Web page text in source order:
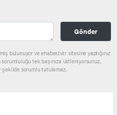
Gönder
bulunuyor ve ehaber.tv.tr sitesine yaptığınız
tek başınıza üstleniyorsunuz.
şekilde sorumlu tutulamaz.